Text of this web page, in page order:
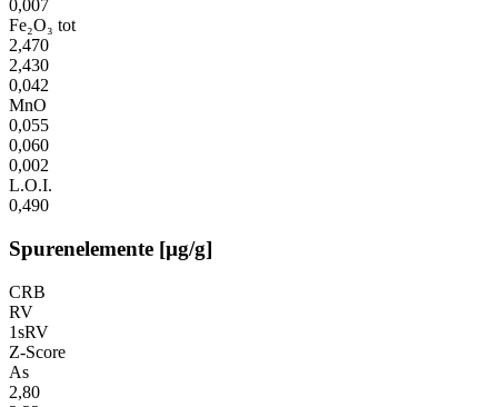
0,007
Fe₂O₃ tot
2,470
2,430
0,042
MnO
0,055
0,060
0,002
L.O.I.
0,490
Spurenelemente [µg/g]
CRB
RV
1sRV
Z-Score
As
2,80